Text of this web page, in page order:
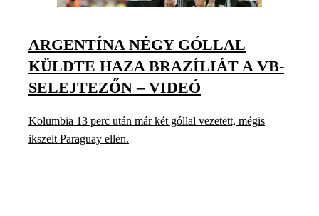
ARGENTÍNA NÉGY GÓLLAL
KÜLDTE HAZA BRAZÍLIÁT A VB-
SELEJTEZŐN – VIDEÓ
Kolumbia 13 perc után már két góllal vezetett, mégis
ikszelt Paraguay ellen.